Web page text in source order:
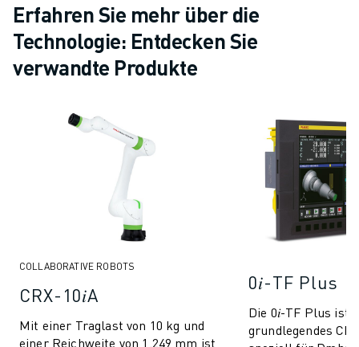
Erfahren Sie mehr über die
Technologie: Entdecken Sie
verwandte Produkte
COLLABORATIVE ROBOTS
CRX-10𝑖A
Mit einer Traglast von 10 kg und
einer Reichweite von 1.249 mm ist
0𝑖-TF Plus
Die 0𝑖-TF Plus ist
grundlegendes